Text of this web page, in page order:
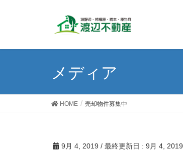
メディア
HOME 売却物件募集中
9月 4, 2019 / 最終更新日 : 9月 4, 2019